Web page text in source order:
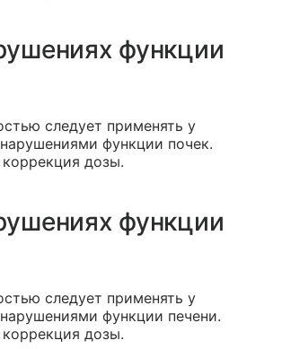
функции
следует применять у
функции почек.
дозы.
функции
следует применять у
функции печени.
дозы.